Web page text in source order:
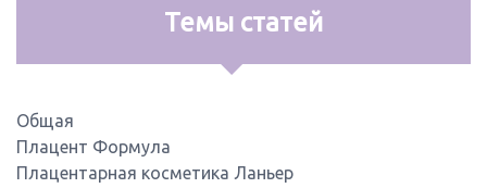
Темы статей
Общая
Плацент Формула
Плацентарная косметика Ланьер